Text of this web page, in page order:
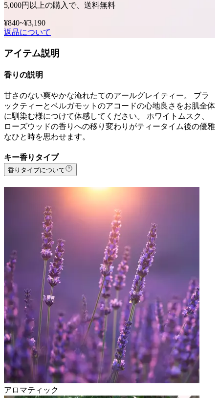
5,000円以上の購入で、送料無料
¥840~¥3,190
返品について
アイテム説明
香りの説明
甘さのない爽やかな淹れたてのアールグレイティー。 ブラ
ックティーとベルガモットのアコードの心地良さをお肌全体
に馴染む様につけて体感してください。 ホワイトムスク、
ローズウッドの香りへの移り変わりがティータイム後の優雅
なひと時を思わせます。
キー香りタイプ
香りタイプについて
アロマティック